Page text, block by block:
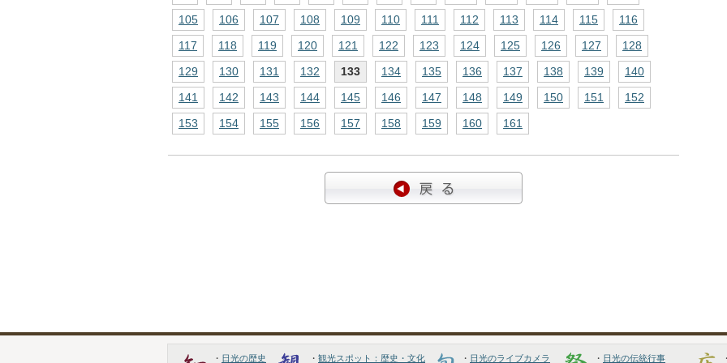
105 106 107 108 109 110 111 112 113 114 115
116
117
118 119 120 121 122 123 124 125 126 127
128
129
130 131 132 133 134 135 136 137 138 139
140
141
142 143 144 145 146 147 148 149 150 151
152
153
154 155 156 157 158 159 160 161
・ 日光の歴史 ・ 観光スポット：歴史・文化 ・ 日光のライブカメラ ・ 日光の伝統行事